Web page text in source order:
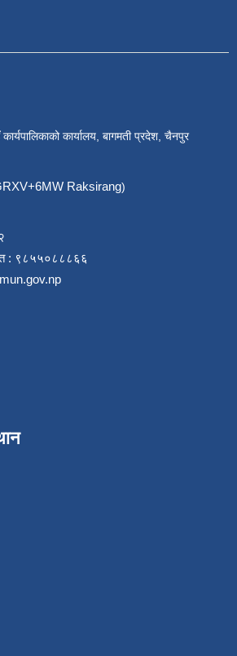
कार्यपालिकाको कार्यालय, बागमती प्रदेश, चैनपुर
Raksirang)
: ९८५५०८८८६६